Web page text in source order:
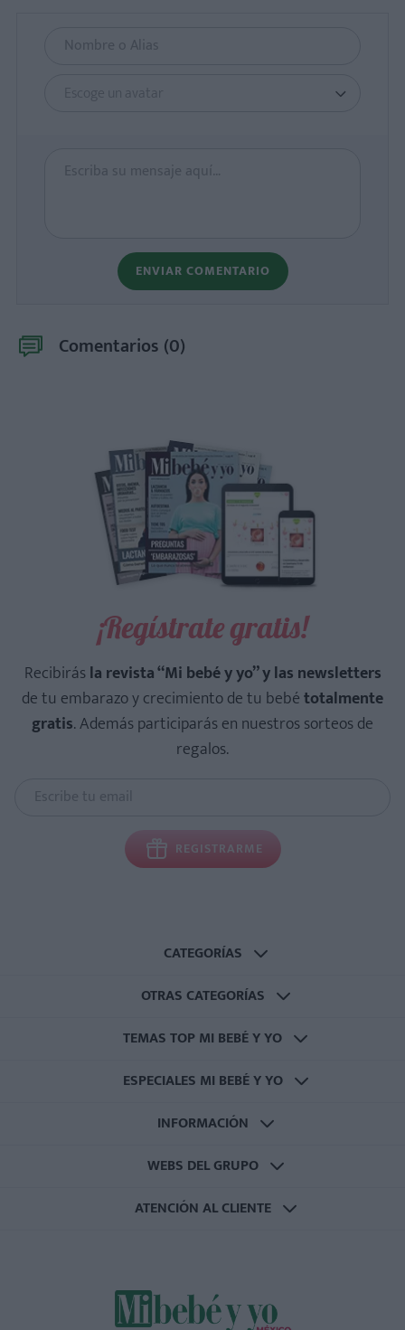
Escoge un avatar
ENVIAR COMENTARIO
Comentarios (0)
¡Regístrate gratis!
Recibirásla revista “Mi bebé y yo” y las newsletters
de tu embarazo y crecimiento de tu bebétotalmente
gratis. Además participarás en nuestros sorteos de
regalos.
REGISTRARME
CATEGORÍAS
OTRAS CATEGORÍAS
TEMAS TOP MI BEBÉ Y YO
ESPECIALES MI BEBÉ Y YO
INFORMACIÓN
WEBS DEL GRUPO
ATENCIÓN AL CLIENTE